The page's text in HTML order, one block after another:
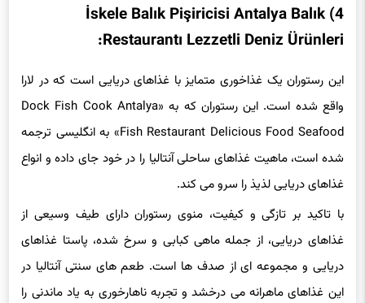
4)
İskele Balık Pişiricisi Antalya Balık
Restaurantı Lezzetli Deniz Ürünleri
:
این رستوران یک غذاخوری متمایز با غذاهای دریایی است که در لارا
واقع شده است. این رستوران که به «Dock Fish Cook Antalya
Fish Restaurant Delicious Food Seafood» به انگلیسی ترجمه
شده است، ماهیت غذاهای ساحلی آنتالیا را در خود جای داده و انواع
غذاهای دریایی لذیذ را سرو می کند.
با تاکید بر تازگی و کیفیت، منوی رستوران دارای طیف وسیعی از
غذاهای دریایی، از جمله ماهی کبابی و سرخ شده، پاستا غذاهای
دریایی و مجموعه ای از صدف ها است. طعم های سنتی آنتالیا در
این غذاهای ماهرانه می درخشد و تجربه ناهارخوری به یاد ماندنی را